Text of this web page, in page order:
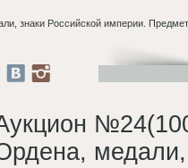
знаки Российской империи.